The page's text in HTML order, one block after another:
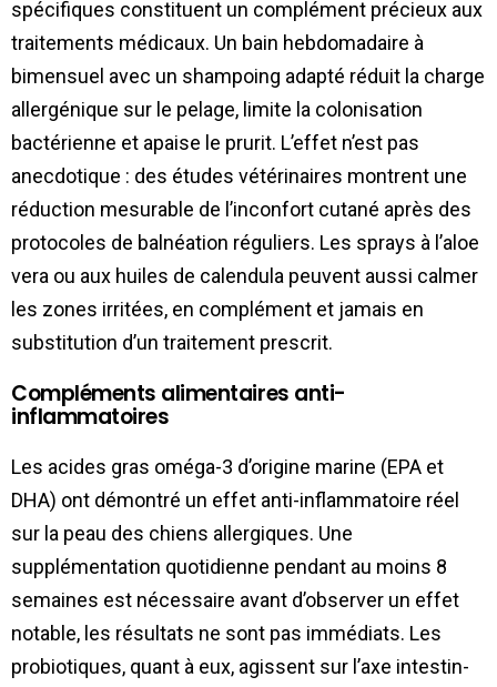
spécifiques constituent un complément précieux aux
traitements médicaux. Un bain hebdomadaire à
bimensuel avec un shampoing adapté réduit la charge
allergénique sur le pelage, limite la colonisation
bactérienne et apaise le prurit. L’effet n’est pas
anecdotique : des études vétérinaires montrent une
réduction mesurable de l’inconfort cutané après des
protocoles de balnéation réguliers. Les sprays à l’aloe
vera ou aux huiles de calendula peuvent aussi calmer
les zones irritées, en complément et jamais en
substitution d’un traitement prescrit.
Compléments alimentaires anti-
inflammatoires
Les acides gras oméga-3 d’origine marine (EPA et
DHA) ont démontré un effet anti-inflammatoire réel
sur la peau des chiens allergiques. Une
supplémentation quotidienne pendant au moins 8
semaines est nécessaire avant d’observer un effet
notable, les résultats ne sont pas immédiats. Les
probiotiques, quant à eux, agissent sur l’axe intestin-